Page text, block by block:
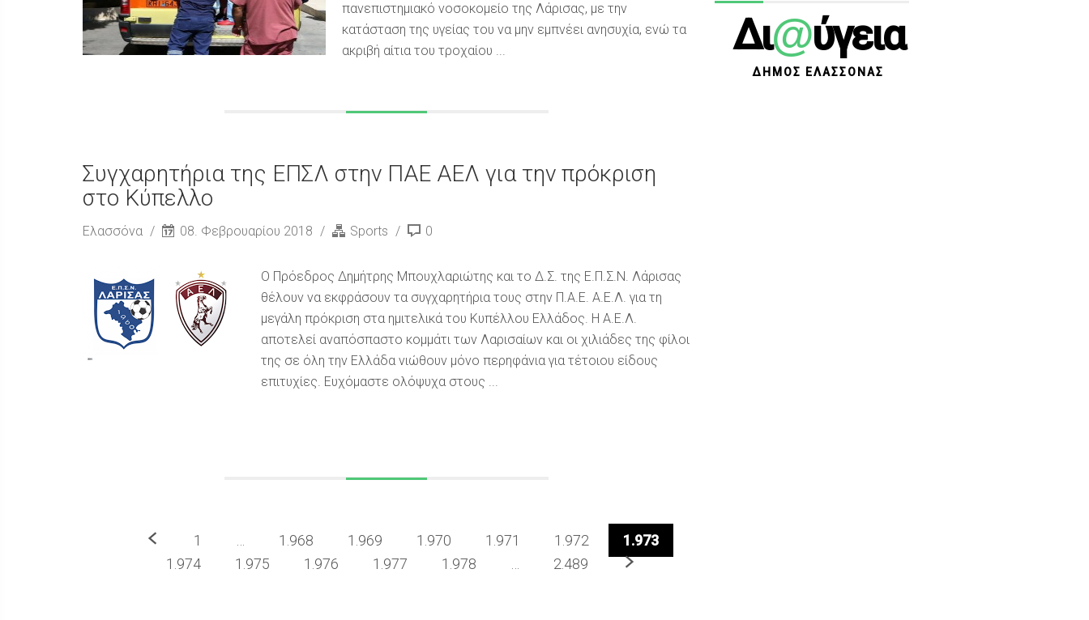
πανεπιστημιακό νοσοκομείο της Λάρισας, με την
κατάσταση της υγείας του να μην εμπνέει ανησυχία, ενώ τα
ακριβή αίτια του τροχαίου ...
Συγχαρητήρια της ΕΠΣΛ στην ΠΑΕ ΑΕΛ για την πρόκριση
στο Κύπελλο
Ελασσόνα 08. Φεβρουαρίου 2018 Sports 0
Ο Πρόεδρος Δημήτρης Μπουχλαριώτης και το Δ.Σ. της Ε.Π.Σ.Ν. Λάρισας
θέλουν να εκφράσουν τα συγχαρητήρια τους στην Π.Α.Ε. Α.Ε.Λ. για τη
μεγάλη πρόκριση στα ημιτελικά του Κυπέλλου Ελλάδος. Η Α.Ε.Λ.
αποτελεί αναπόσπαστο κομμάτι των Λαρισαίων και οι χιλιάδες της φίλοι
της σε όλη την Ελλάδα νιώθουν μόνο περηφάνια για τέτοιου είδους
επιτυχίες. Ευχόμαστε ολόψυχα στους ...
Προηγούμενο
1 1.968 1.969 1.970 1.971 1.972
1.973
1.974
1.975 1.976 1.977 1.978 2.489 Επόμενο
Δι@ύγεια
ΔΗΜΟΣ ΕΛΑΣΣΟΝΑΣ